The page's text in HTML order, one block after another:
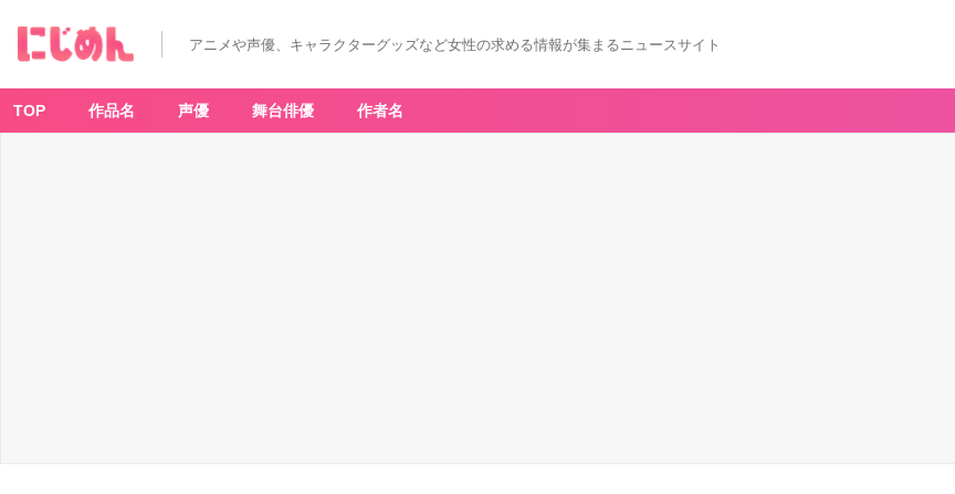
アニメや声優、キャラクターグッズなど女性の求める情報が集まるニュースサイト
TOP 作品名 声優 舞台俳優 作者名